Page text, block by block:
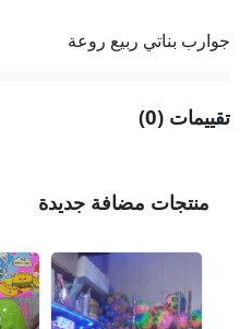
جوارب بناتي ربيع روعة
تقييمات (0)
منتجات مضافة جديدة